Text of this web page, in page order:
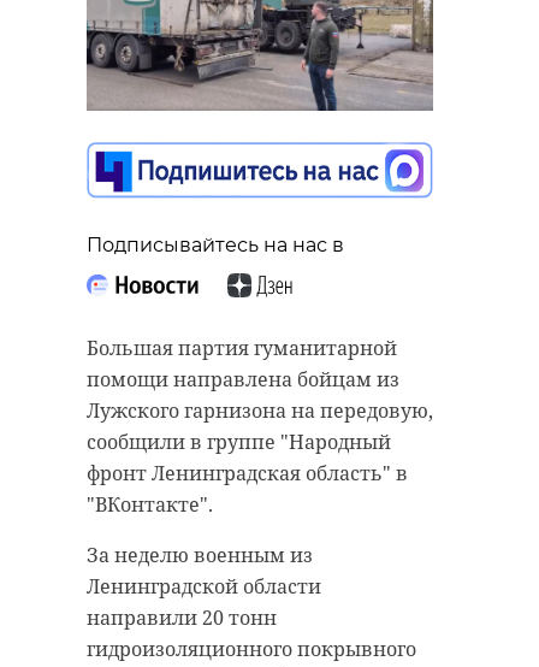
Подписывайтесь на нас в
Большая партия гуманитарной
помощи направлена бойцам из
Лужского гарнизона на передовую,
сообщили в группе "Народный
фронт Ленинградская область" в
"ВКонтакте".
За неделю военным из
Ленинградской области
направили 20 тонн
гидроизоляционного покрывного